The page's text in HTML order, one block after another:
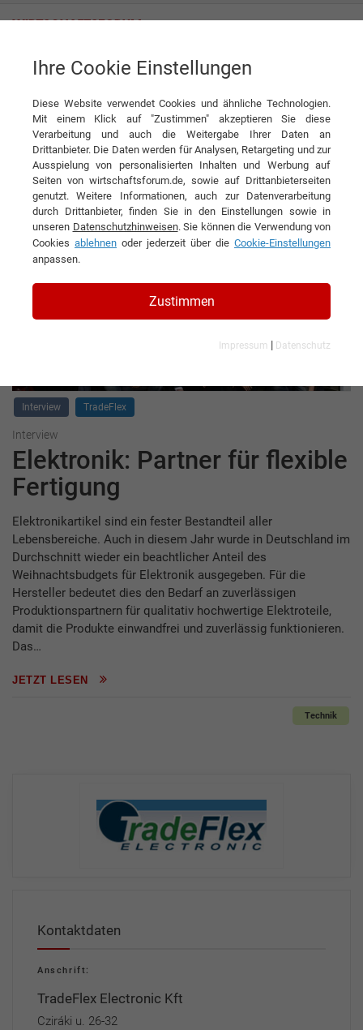
TradeFlex Electronic Kft
Interviews der TradeFlex
Electronic Kft
Interview TradeFlex
Interview
Elektronik: Partner für flexible
Fertigung
Elektronikartikel sind ein fester Bestandteil aller
Lebensbereiche. Auch in diesem Jahr wurde in Deutschland im
Durchschnitt wieder ein beachtlicher Anteil des
Weihnachtsbudgets für Elektronik ausgegeben. Für die
Hersteller bedeutet dies den Bedarf an zuverlässigen
Produktionspartnern für qualitativ hochwertige Elektroteile,
damit die Produkte einwandfrei und zuverlässig funktionieren.
Das…
JETZT LESEN
Technik
Kontaktdaten
Anschrift:
TradeFlex Electronic Kft
Cziráki u. 26-32
Ihre Cookie Einstellungen
Diese Website verwendet Cookies und ähnliche Technologien.
Mit einem Klick auf "Zustimmen" akzeptieren Sie diese
Verarbeitung und auch die Weitergabe Ihrer Daten an
Drittanbieter. Die Daten werden für Analysen, Retargeting und zur
Ausspielung von personalisierten Inhalten und Werbung auf
Seiten von wirtschaftsforum.de, sowie auf Drittanbieterseiten
genutzt. Weitere Informationen, auch zur Datenverarbeitung
durch Drittanbieter, finden Sie in den Einstellungen sowie in
unseren Datenschutzhinweisen. Sie können die Verwendung von
Cookies ablehnen oder jederzeit über die Cookie-Einstellungen
anpassen.
Zustimmen
Impressum | Datenschutz